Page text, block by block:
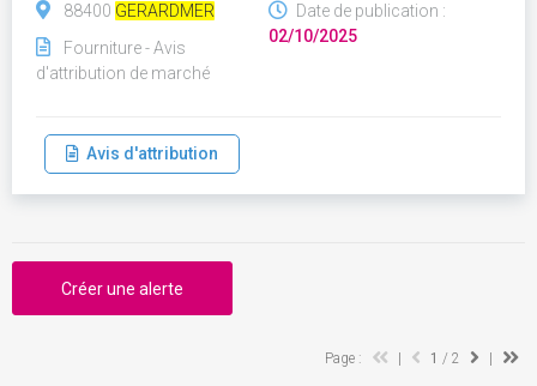
88400 GERARDMER
Fourniture - Avis
d'attribution de marché
Date de publication :
02/10/2025
Avis d'attribution
Créer une alerte
Page : 1 / 2